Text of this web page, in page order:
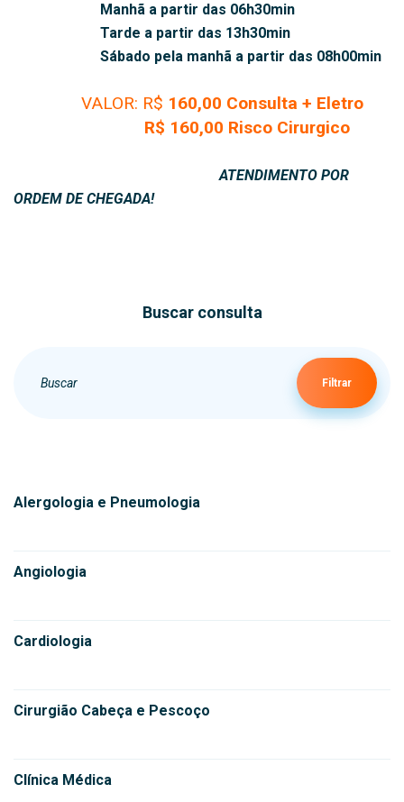
Manhã a partir das 06h30min
Tarde a partir das 13h30min
Sábado pela manhã a partir das 08h00min
VALOR: R$ 160,00 Consulta + Eletro
R$ 160,00 Risco Cirurgico
ATENDIMENTO POR
ORDEM DE CHEGADA!
Buscar consulta
Filtrar
Alergologia e Pneumologia
Angiologia
Cardiologia
Cirurgião Cabeça e Pescoço
Clínica Médica